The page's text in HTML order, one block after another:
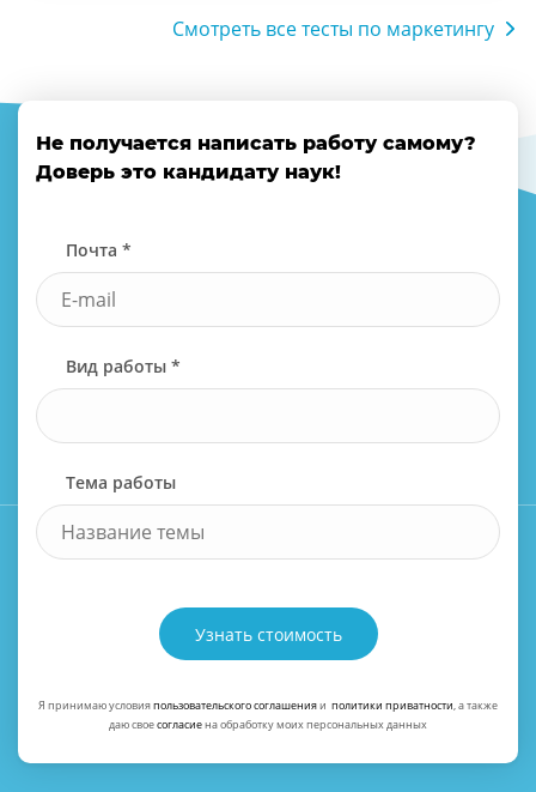
Смотреть все тесты по маркетингу
Не получается написать работу самому?
Доверь это кандидату наук!
Почта *
Вид работы *
Тема работы
Узнать стоимость
Я принимаю условияпользовательского соглашенияи политики приватности, а также
даю своесогласиена обработку моих персональных данных